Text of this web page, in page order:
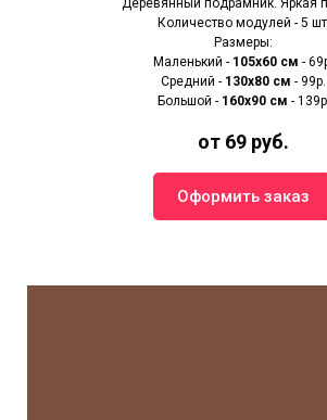
Количество модулей - 5 шт.
Размеры:
Маленький - 105х60 см -
Средний - 130х80 см - 99р.
Большой - 160х90 см - 139р.
от 69 руб.
Оформить заказ